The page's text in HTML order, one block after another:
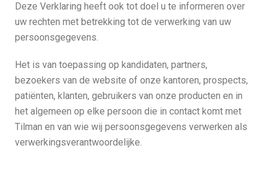
Deze Verklaring heeft ook tot doel u te informeren over
uw rechten met betrekking tot de verwerking van uw
persoonsgegevens.
Het is van toepassing op kandidaten, partners,
bezoekers van de website of onze kantoren, prospects,
patiënten, klanten, gebruikers van onze producten en in
het algemeen op elke persoon die in contact komt met
Tilman en van wie wij persoonsgegevens verwerken als
verwerkingsverantwoordelijke.